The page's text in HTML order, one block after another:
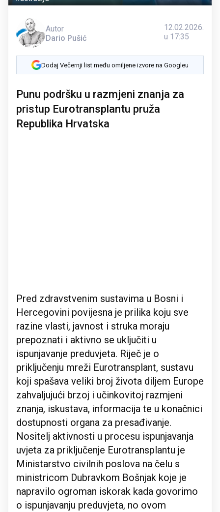
Autor
Dario Pušić
12.02.2026.
u 17:35
Dodaj Večernji list među omiljene izvore na Googleu
Punu podršku u razmjeni znanja za
pristup Eurotransplantu pruža
Republika Hrvatska
Pred zdravstvenim sustavima u Bosni i
Hercegovini povijesna je prilika koju sve
razine vlasti, javnost i struka moraju
prepoznati i aktivno se uključiti u
ispunjavanje preduvjeta. Riječ je o
priključenju mreži Eurotransplant, sustavu
koji spašava veliki broj života diljem Europe
zahvaljujući brzoj i učinkovitoj razmjeni
znanja, iskustava, informacija te u konačnici
dostupnosti organa za presađivanje.
Nositelj aktivnosti u procesu ispunjavanja
uvjeta za priključenje Eurotransplantu je
Ministarstvo civilnih poslova na čelu s
ministricom Dubravkom Bošnjak koje je
napravilo ogroman iskorak kada govorimo
o ispunjavanju preduvjeta, no ovom